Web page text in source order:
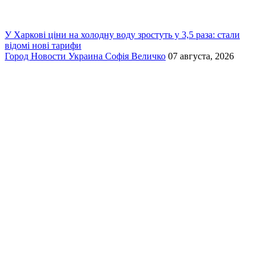
У Харкові ціни на холодну воду зростуть у 3,5 раза: стали
відомі нові тарифи
Город Новости Украина Софія Величко 07 августа, 2026